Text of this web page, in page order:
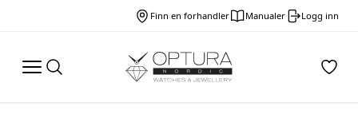
Finn en forhandler Manualer Logg inn